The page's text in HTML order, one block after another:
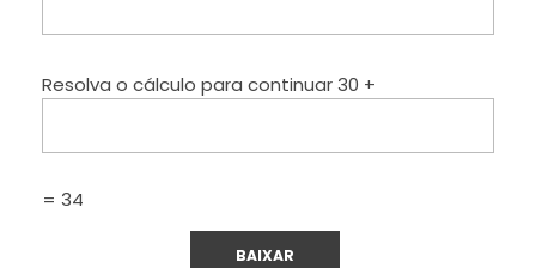
Resolva o cálculo para continuar30 +
= 34